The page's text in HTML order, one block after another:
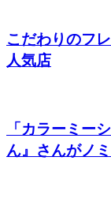
こだわりのフ
人気店
「カラーミー
ん』さんがノ